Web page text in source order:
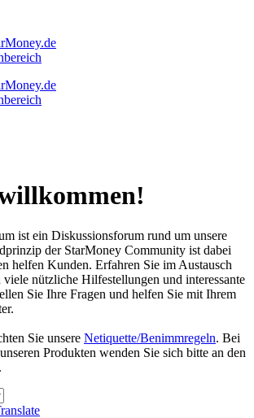
ist ein Diskussionsforum rund um unsere
der StarMoney Community ist dabei
helfen Kunden. Erfahren Sie im Austausch
nützliche Hilfestellungen und interessante
Sie Ihre Fragen und helfen Sie mit Ihrem
Sie unsere Netiquette/Benimmregeln. Bei
Produkten wenden Sie sich bitte an den
.